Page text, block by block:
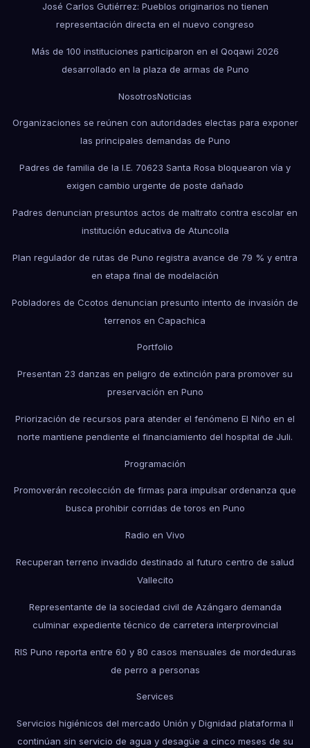
José Carlos Gutiérrez: Pueblos originarios no tienen
representación directa en el nuevo congreso
Más de 100 instituciones participaron en el Qoqawi 2026
desarrollado en la plaza de armas de Puno
NosotrosNoticias
Organizaciones se reúnen con autoridades electas para exponer
las principales demandas de Puno
Padres de familia de la I.E. 70623 Santa Rosa bloquearon vía y
exigen cambio urgente de poste dañado
Padres denuncian presuntos actos de maltrato contra escolar en
institución educativa de Atuncolla
Plan regulador de rutas de Puno registra avance de 79 % y entra
en etapa final de modelación
Pobladores de Ccotos denuncian presunto intento de invasión de
terrenos en Capachica
Portfolio
Presentan 23 danzas en peligro de extinción para promover su
preservación en Puno
Priorización de recursos para atender el fenómeno El Niño en el
norte mantiene pendiente el financiamiento del hospital de Juli.
Programación
Promoverán recolección de firmas para impulsar ordenanza que
busca prohibir corridas de toros en Puno
Radio en Vivo
Recuperan terreno invadido destinado al futuro centro de salud
Vallecito
Representante de la sociedad civil de Azángaro demanda
culminar expediente técnico de carretera interprovincial
RIS Puno reporta entre 60 y 80 casos mensuales de mordeduras
de perro a personas
Services
Servicios higiénicos del mercado Unión y Dignidad plataforma II
continúan sin servicio de agua y desagüe a cinco meses de su